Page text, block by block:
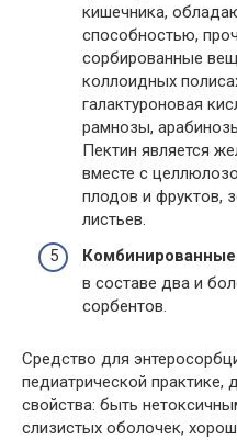
кишечника,
способностью,
сорбированные
коллоидных
галактуроновая
рамнозы,
Пектин является
вместе с
плодов и фруктов,
листьев.
в составе два и
сорбентов.
Средство для
педиатрической
свойства: быть
слизистых оболочек,